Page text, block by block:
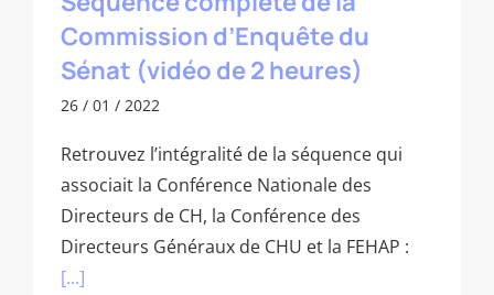
Commission d’Enquête du
Sénat (vidéo de 2 heures)
26 / 01 / 2022
Retrouvez l’intégralité de la séquence qui
associait la Conférence Nationale des
Directeurs de CH, la Conférence des
Directeurs Généraux de CHU et la FEHAP :
[...]